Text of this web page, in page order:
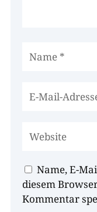
Name, E-
diesem
Kommentar